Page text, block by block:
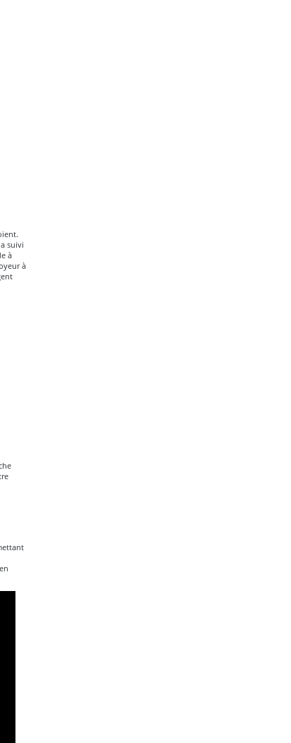
suivi
à
à